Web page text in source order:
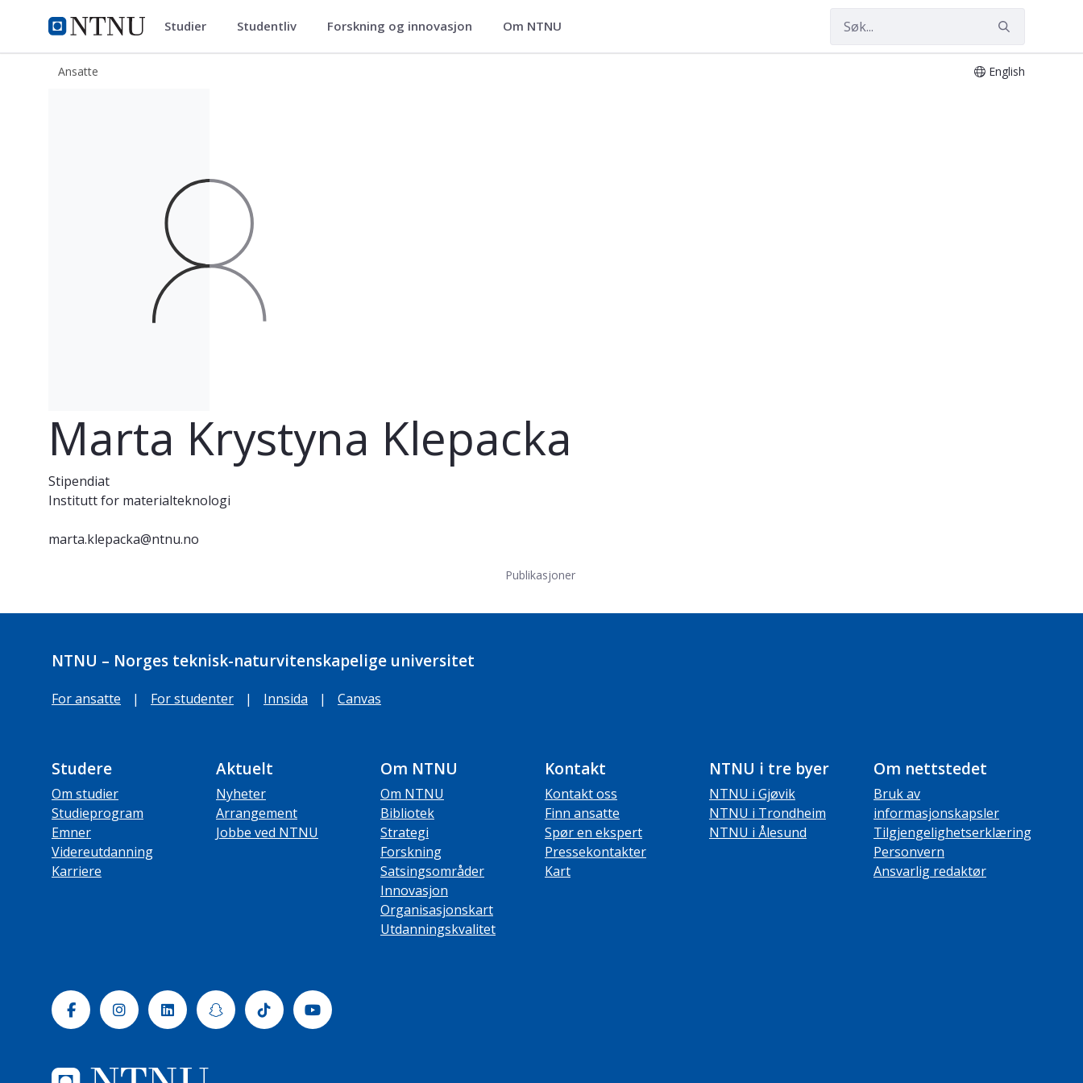
NTNU Hjemmeside
ntnu.no Studier Studentliv Forskning og innovasjon Om NTNU
Ansatte English
Marta Krystyna Klepacka
Stipendiat
Institutt for materialteknologi
marta.klepacka@ntnu.no
Publikasjoner
NTNU – Norges teknisk-naturvitenskapelige universitet
For ansatte | For studenter | Innsida | Canvas
Studere
Om studier
Studieprogram
Emner
Videreutdanning
Karriere
Aktuelt
Nyheter
Arrangement
Jobbe ved NTNU
Om NTNU
Om NTNU
Bibliotek
Strategi
Forskning
Satsingsområder
Innovasjon
Organisasjonskart
Utdanningskvalitet
Kontakt
Kontakt oss
Finn ansatte
Spør en ekspert
Pressekontakter
Kart
NTNU i tre byer
NTNU i Gjøvik
NTNU i Trondheim
NTNU i Ålesund
Om nettstedet
Bruk av
informasjonskapsler
Tilgjengelighetserklæring
Personvern
Ansvarlig redaktør
FacebookInstagramLinkedinSnapchatTiktok Youtube